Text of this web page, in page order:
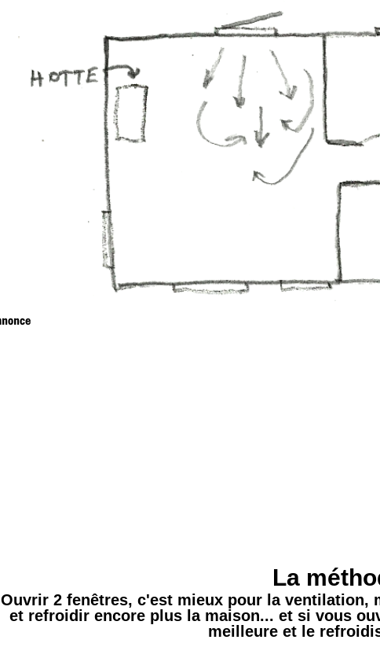
La
Ouvrir 2 fenêtres, c'est mieux pour la ventilation,
et refroidir encore plus la maison... et si vous
meilleure et le